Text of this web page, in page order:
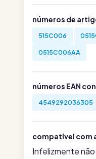
números de
515C006
0515C006AA
números EAN
4549292036305
compatível com
Infelizmente